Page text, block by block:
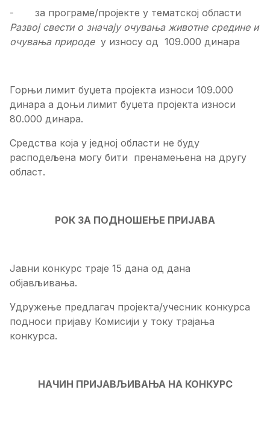
- за програме/пројекте у тематској области
Развој свести о значају очувања животне срединеи
очувања природе у износу од 109.000 динара
Горњи лимит буџета пројекта износи 109.000
динара а доњи лимит буџета пројекта износи
80.000 динара.
Средства која у једној области не буду
расподељена могу бити пренамењена на другу
област.
РОК ЗА ПОДНОШЕЊЕ ПРИЈАВА
Јавни конкурс траје 15 дана од дана
објављивања.
Удружење предлагач пројекта/учесник конкурса
подноси пријаву Комисији у току трајања
конкурса.
НАЧИН ПРИЈАВЉИВАЊА НА КОНКУРС